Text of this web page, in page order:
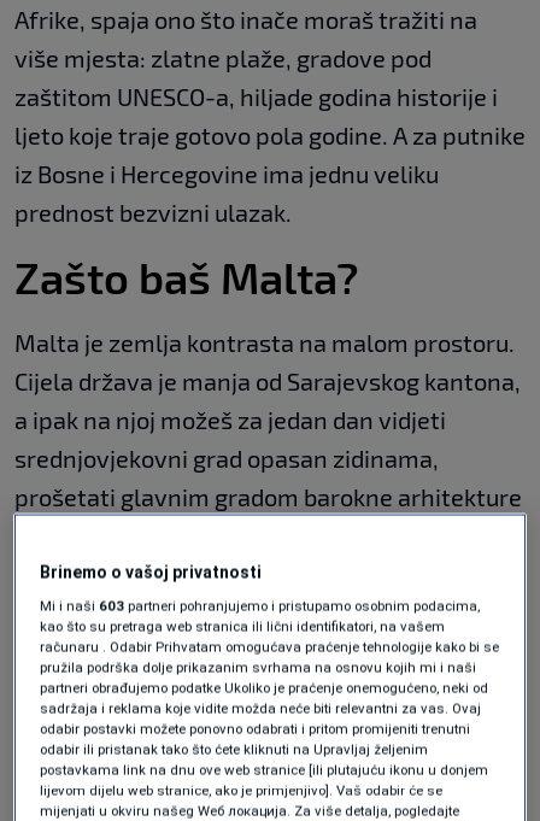
Afrike, spaja ono što inače moraš tražiti na
više mjesta: zlatne plaže, gradove pod
zaštitom UNESCO-a, hiljade godina historije i
ljeto koje traje gotovo pola godine. A za putnike
iz Bosne i Hercegovine ima jednu veliku
prednost bezvizni ulazak.
Zašto baš Malta?
Malta je zemlja kontrasta na malom prostoru.
Cijela država je manja od Sarajevskog kantona,
a ipak na njoj možeš za jedan dan vidjeti
srednjovjekovni grad opasan zidinama,
prošetati glavnim gradom barokne arhitekture
vjerovati da je stvarna.
Engleski je jedan od dva službena jezika (uz
malteški), pa nema jezičke barijere što
olakšava snalaženje. Vozi se lijevom stranom
što će vam na početku biti jako zanimljivo, a
valuta je euro.
Brinemo o vašoj privatnosti
Mi i naši 603 partneri pohranjujemo i pristupamo osobnim podacima,
kao što su pretraga web stranica ili lični identifikatori, na vašem
računaru . Odabir Prihvatam omogućava praćenje tehnologije kako bi se
pružila podrška dolje prikazanim svrhama na osnovu kojih mi i naši
partneri obrađujemo podatke Ukoliko je praćenje onemogućeno, neki od
sadržaja i reklama koje vidite možda neće biti relevantni za vas. Ovaj
odabir postavki možete ponovno odabrati i pritom promijeniti trenutni
odabir ili pristanak tako što ćete kliknuti na Upravljaj željenim
postavkama link na dnu ove web stranice [ili plutajuću ikonu u donjem
lijevom dijelu web stranice, ako je primjenjivo]. Vaš odabir će se
mijenjati u okviru našeg Wеб локација. Za više detalja, pogledajte